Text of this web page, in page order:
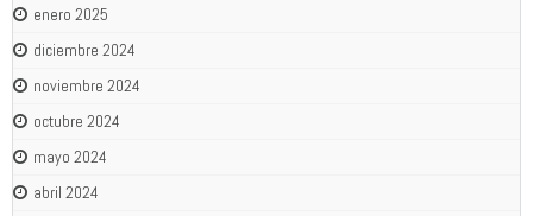
enero 2025
diciembre 2024
noviembre 2024
octubre 2024
mayo 2024
abril 2024